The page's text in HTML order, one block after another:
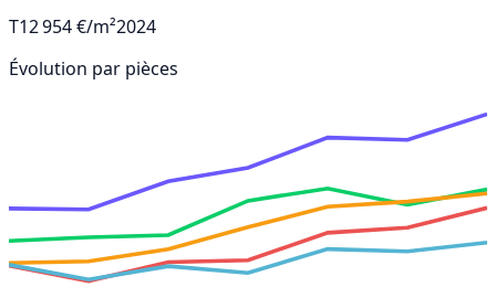
T12 954 €/m²2024
Évolution par pièces